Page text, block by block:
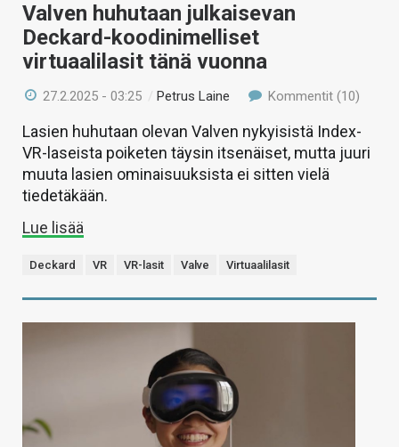
Valven huhutaan julkaisevan
Deckard-koodinimelliset
virtuaalilasit tänä vuonna
27.2.2025 - 03:25 / Petrus Laine Kommentit (10)
Lasien huhutaan olevan Valven nykyisistä Index-
VR-laseista poiketen täysin itsenäiset, mutta juuri
muuta lasien ominaisuuksista ei sitten vielä
tiedetäkään.
Lue lisää
Deckard VR VR-lasit Valve Virtuaalilasit